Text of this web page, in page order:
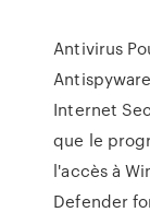
Antivirus
Internet
que le
l'accès à
Defender